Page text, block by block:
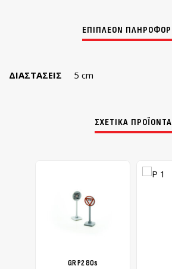
ΔΙΑΣΤΆΣΕΙΣ 5 cm
ΣΧΕΤΙΚΆ ΠΡΟΪΌΝΤΑ
GR Ρ2 80s